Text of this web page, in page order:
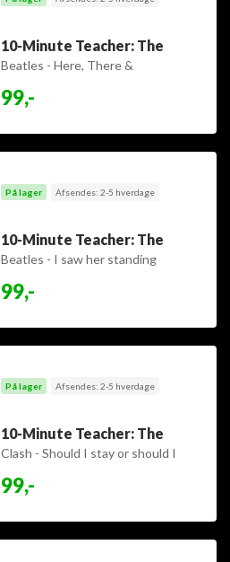
10-Minute Teacher: The
Beatles - Here, There &
99,-
På lager Afsendes: 2-5 hverdage
10-Minute Teacher: The
Beatles - I saw her standing
99,-
På lager Afsendes: 2-5 hverdage
10-Minute Teacher: The
Clash - Should I stay or should I
99,-